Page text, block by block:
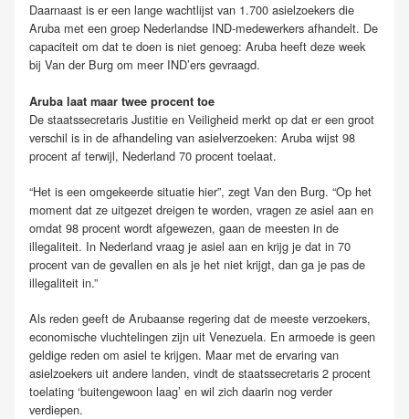
Daarnaast is er een lange wachtlijst van 1.700 asielzoekers die
Aruba met een groep Nederlandse IND-medewerkers afhandelt. De
capaciteit om dat te doen is niet genoeg: Aruba heeft deze week
bij Van der Burg om meer IND’ers gevraagd.
Aruba laat maar twee procent toe
De staatssecretaris Justitie en Veiligheid merkt op dat er een groot
verschil is in de afhandeling van asielverzoeken: Aruba wijst 98
procent af terwijl, Nederland 70 procent toelaat.
“Het is een omgekeerde situatie hier”, zegt Van den Burg. “Op het
moment dat ze uitgezet dreigen te worden, vragen ze asiel aan en
omdat 98 procent wordt afgewezen, gaan de meesten in de
illegaliteit. In Nederland vraag je asiel aan en krijg je dat in 70
procent van de gevallen en als je het niet krijgt, dan ga je pas de
illegaliteit in.”
Als reden geeft de Arubaanse regering dat de meeste verzoekers,
economische vluchtelingen zijn uit Venezuela. En armoede is geen
geldige reden om asiel te krijgen. Maar met de ervaring van
asielzoekers uit andere landen, vindt de staatssecretaris 2 procent
toelating ‘buitengewoon laag’ en wil zich daarin nog verder
verdiepen.